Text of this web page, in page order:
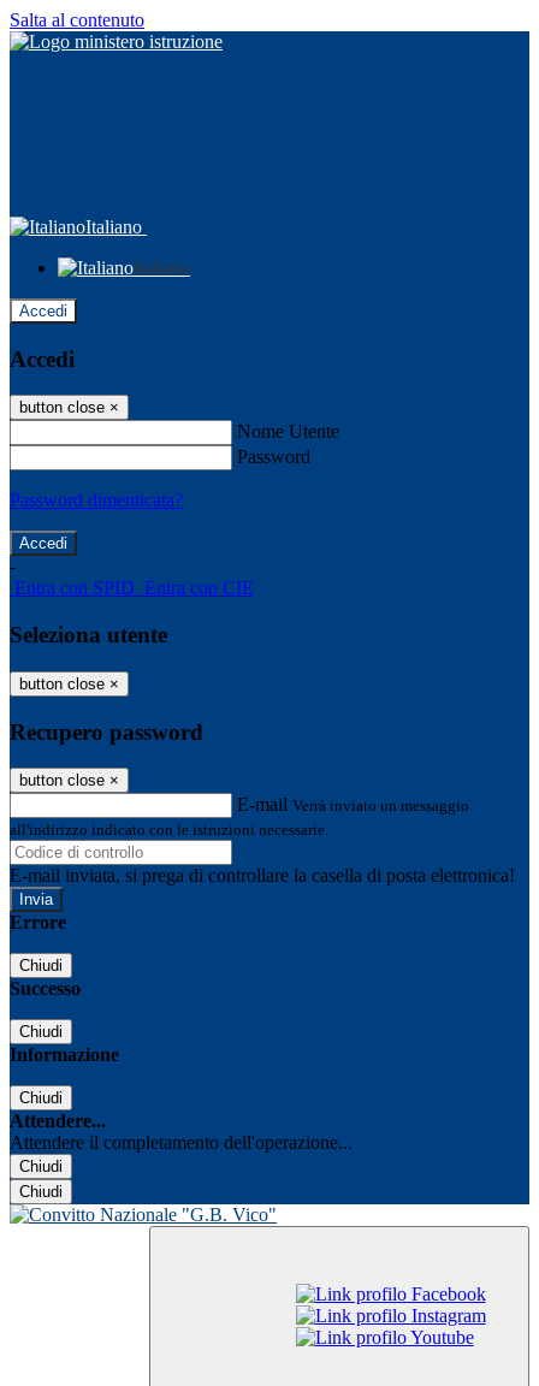
Salta al contenuto
Italiano
Italiano
Accedi
Accedi
button close ×
Nome Utente
Password
Password dimenticata?
-
Entra con SPID Entra con CIE
Seleziona utente
button close ×
Recupero password
button close ×
E-mail Verrà inviato un messaggio
all'indirizzo indicato con le istruzioni necessarie.
E-mail inviata, si prega di controllare la casella di posta elettronica!
Errore
Chiudi
Successo
Chiudi
Informazione
Chiudi
Attendere...
Attendere il completamento dell'operazione...
Chiudi
Chiudi